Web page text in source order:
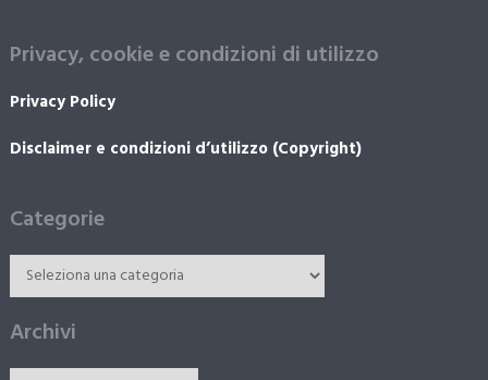
Privacy, cookie e condizioni di utilizzo
Privacy Policy
Disclaimer e condizioni d’utilizzo (Copyright)
Categorie
Archivi